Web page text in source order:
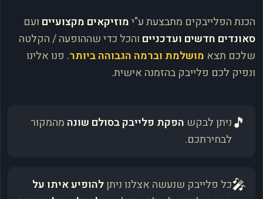
הכנת הפלייבקים מתבצעת ע"ימוזיקאים מקצועיים ועם
סאונדים חדשים ועדכניים והכל כדי שההופעה / הקלטה
שלכם תצא מושלמת וברמה הגבוהה ביותר. פנו אלינו
ונפיק לכם פלייבק בהזמנה אישית.
🎵ניתן לבקש הפקת פלייבק בסולם שונה מהמקור
לבחירתכם.
🎤כל פלייבק שנעשה אצלנו ניתןלהופיע איתו על